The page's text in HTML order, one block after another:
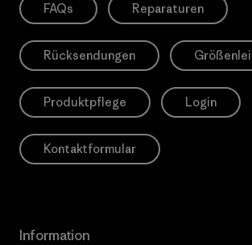
FAQs Reparaturen
Rücksendungen
Produktpflege Login
Kontaktformular
Information